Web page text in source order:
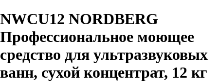
NWCU12 NORDBERG
Профессиональное моющее
средство для ультразвуковых
ванн, сухой концентрат, 12 кг